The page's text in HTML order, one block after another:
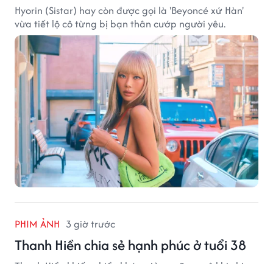
Hyorin (Sistar) hay còn được gọi là 'Beyoncé xứ Hàn'
vừa tiết lộ cô từng bị bạn thân cướp người yêu.
PHIM ẢNH 3 giờ trước
Thanh Hiền chia sẻ hạnh phúc ở tuổi 38